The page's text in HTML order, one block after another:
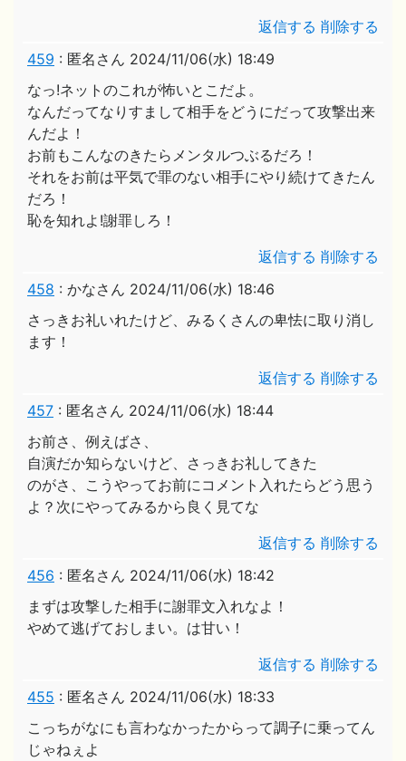
返信する 削除する
459 : 匿名さん 2024/11/06(水) 18:49
なっ!ネットのこれが怖いとこだよ。
なんだってなりすまして相手をどうにだって攻撃出来
んだよ！
お前もこんなのきたらメンタルつぶるだろ！
それをお前は平気で罪のない相手にやり続けてきたん
だろ！
恥を知れよ!謝罪しろ！
返信する 削除する
458 : かなさん 2024/11/06(水) 18:46
さっきお礼いれたけど、みるくさんの卑怯に取り消し
ます！
返信する 削除する
457 : 匿名さん 2024/11/06(水) 18:44
お前さ、例えばさ、
自演だか知らないけど、さっきお礼してきた
のがさ、こうやってお前にコメント入れたらどう思う
よ？次にやってみるから良く見てな
返信する 削除する
456 : 匿名さん 2024/11/06(水) 18:42
まずは攻撃した相手に謝罪文入れなよ！
やめて逃げておしまい。は甘い！
返信する 削除する
455 : 匿名さん 2024/11/06(水) 18:33
こっちがなにも言わなかったからって調子に乗ってん
じゃねぇよ